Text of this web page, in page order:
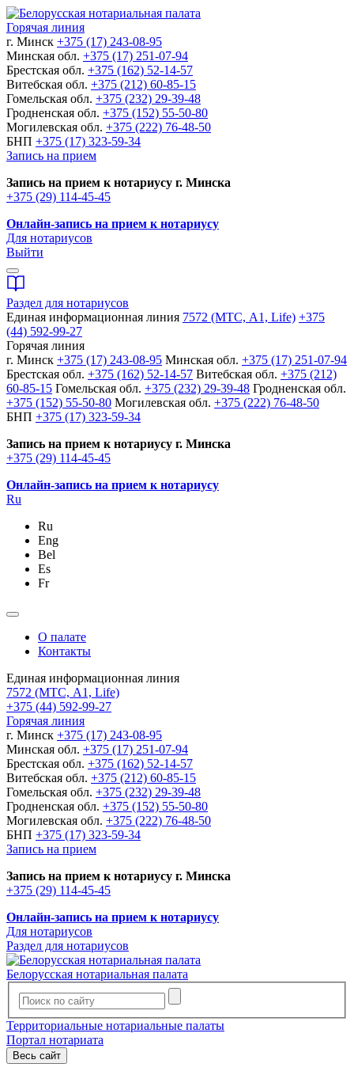
Горячая линия
г. Минск +375 (17) 243-08-95
Минская обл. +375 (17) 251-07-94
Брестская обл. +375 (162) 52-14-57
Витебская обл. +375 (212) 60-85-15
Гомельская обл. +375 (232) 29-39-48
Гродненская обл. +375 (152) 55-50-80
Могилевская обл. +375 (222) 76-48-50
БНП +375 (17) 323-59-34
Запись на прием
Запись на прием к нотариусу г. Минска
+375 (29) 114-45-45
Онлайн-запись на прием к нотариусу
Для нотариусов
Выйти
Раздел для нотариусов
Единая информационная линия 7572 (МТС, A1, Life) +375
(44) 592-99-27
Горячая линия
г. Минск +375 (17) 243-08-95 Минская обл. +375 (17) 251-07-94
Брестская обл. +375 (162) 52-14-57 Витебская обл. +375 (212)
60-85-15 Гомельская обл. +375 (232) 29-39-48 Гродненская обл.
+375 (152) 55-50-80 Могилевская обл. +375 (222) 76-48-50
БНП +375 (17) 323-59-34
Запись на прием к нотариусу г. Минска
+375 (29) 114-45-45
Онлайн-запись на прием к нотариусу
Ru
Ru
Eng
Bel
Es
Fr
О палате
Контакты
Единая информационная линия
7572 (МТС, A1, Life)
+375 (44) 592-99-27
Горячая линия
г. Минск +375 (17) 243-08-95
Минская обл. +375 (17) 251-07-94
Брестская обл. +375 (162) 52-14-57
Витебская обл. +375 (212) 60-85-15
Гомельская обл. +375 (232) 29-39-48
Гродненская обл. +375 (152) 55-50-80
Могилевская обл. +375 (222) 76-48-50
БНП +375 (17) 323-59-34
Запись на прием
Запись на прием к нотариусу г. Минска
+375 (29) 114-45-45
Онлайн-запись на прием к нотариусу
Для нотариусов
Раздел для нотариусов
Белорусская нотариальная палата
Территориальные нотариальные палаты
Портал нотариата
Весь сайт